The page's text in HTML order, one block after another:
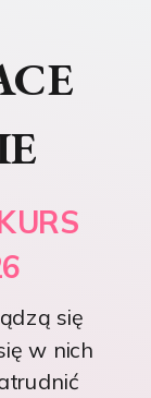
się
w nich